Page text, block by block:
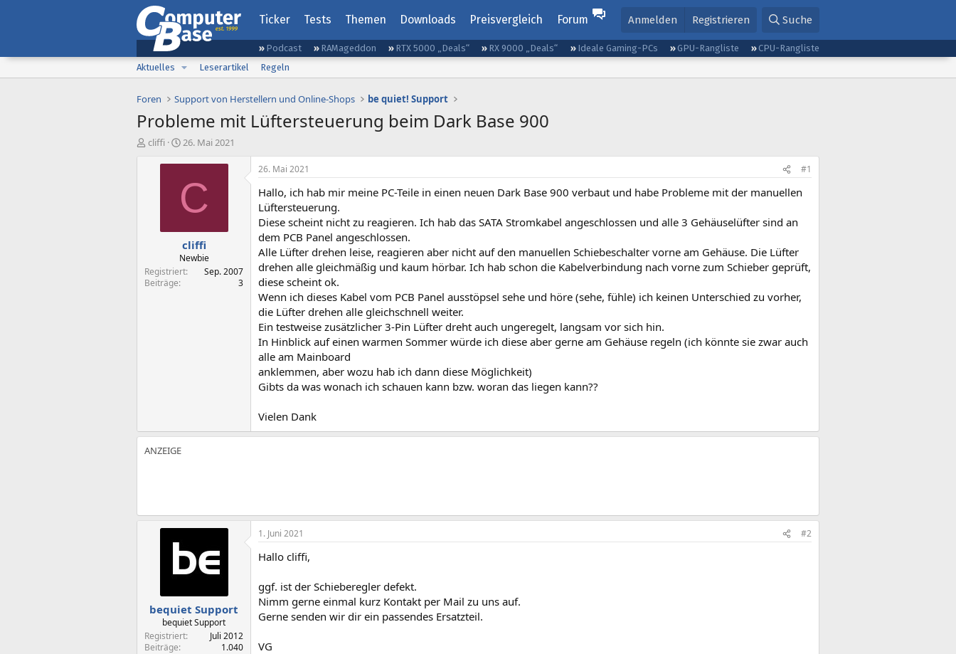
Ticker Tests Themen Downloads Preisvergleich Forum Anmelden Registrieren Suche
Podcast RAMageddon RTX 5000 „Deals“ RX 9000 „Deals“ Ideale Gaming-PCs GPU-Rangliste
CPU-Rangliste
Aktuelles
Leserartikel Regeln
Foren Support von Herstellern und Online-Shops be quiet! Support
Probleme mit Lüftersteuerung beim Dark Base 900
E
cliffi
E
s
e
l
t
a
m
26. Mai 2021
C
cliffi
Newbie
Registriert
Sep. 2007
Beiträge
3
26. Mai 2021 #1
Hallo, ich hab mir meine PC-Teile in einen neuen Dark Base 900 verbaut und habe Probleme mit der manuellen
Lüftersteuerung.
Diese scheint nicht zu reagieren. Ich hab das SATA Stromkabel angeschlossen und alle 3 Gehäuselüfter sind an
dem PCB Panel angeschlossen.
Alle Lüfter drehen leise, reagieren aber nicht auf den manuellen Schiebeschalter vorne am Gehäuse. Die Lüfter
drehen alle gleichmäßig und kaum hörbar. Ich hab schon die Kabelverbindung nach vorne zum Schieber geprüft,
diese scheint ok.
Wenn ich dieses Kabel vom PCB Panel ausstöpsel sehe und höre (sehe, fühle) ich keinen Unterschied zu vorher,
die Lüfter drehen alle gleichschnell weiter.
Ein testweise zusätzlicher 3-Pin Lüfter dreht auch ungeregelt, langsam vor sich hin.
In Hinblick auf einen warmen Sommer würde ich diese aber gerne am Gehäuse regeln (ich könnte sie zwar auch
alle am Mainboard
anklemmen, aber wozu hab ich dann diese Möglichkeit)
Gibts da was wonach ich schauen kann bzw. woran das liegen kann??
Vielen Dank
bequiet Support
bequiet Support
Registriert
Juli 2012
Beiträge
1.040
1. Juni 2021 #2
Hallo cliffi,
ggf. ist der Schieberegler defekt.
Nimm gerne einmal kurz Kontakt per Mail zu uns auf.
Gerne senden wir dir ein passendes Ersatzteil.
VG